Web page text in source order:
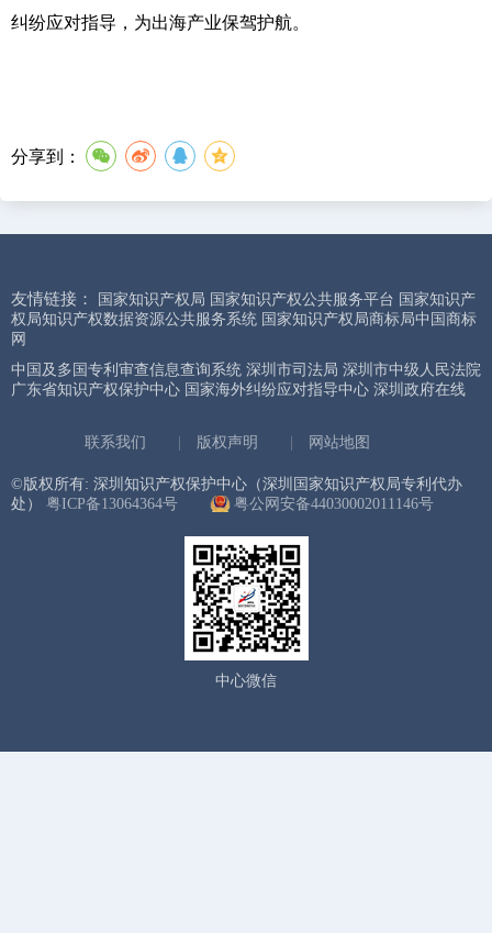
纠纷应对指导，为出海产业保驾护航。
分享到：
友情链接： 国家知识产权局 国家知识产权公共服务平台 国家知识产
权局知识产权数据资源公共服务系统 国家知识产权局商标局中国商标
网
中国及多国专利审查信息查询系统 深圳市司法局 深圳市中级人民法院
广东省知识产权保护中心 国家海外纠纷应对指导中心 深圳政府在线
联系我们 版权声明 网站地图
©版权所有: 深圳知识产权保护中心（深圳国家知识产权局专利代办
处） 粤ICP备13064364号 粤公网安备44030002011146号
中心微信